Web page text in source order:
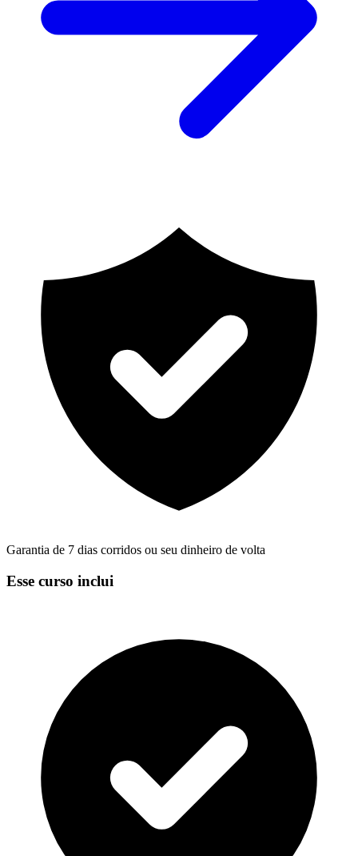
Garantia de 7 dias corridos ou seu dinheiro de volta
Esse curso inclui